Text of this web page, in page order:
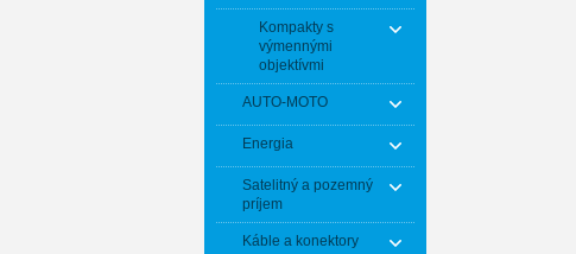
Kompakty s
výmennými
objektívmi
AUTO-MOTO
Energia
Satelitný a pozemný
príjem
Káble a konektory